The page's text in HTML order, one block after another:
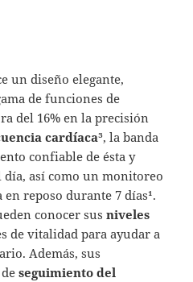
un diseño elegante,
de funciones de
del 16% en la precisión
cardíaca³, la banda
confiable de ésta y
así como un monitoreo
reposo durante 7 días¹.
conocer susniveles
de vitalidad para ayudar a
Además, sus
deseguimiento del